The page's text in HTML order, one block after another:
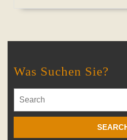
selbst
Was Suchen Sie?
for: